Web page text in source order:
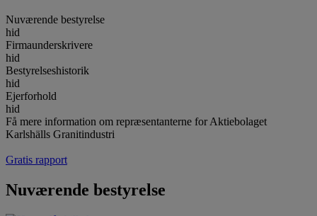
Nuværende bestyrelse
hid
Firmaunderskrivere
hid
Bestyrelseshistorik
hid
Ejerforhold
hid
Få mere information om repræsentanterne for Aktiebolaget
Karlshälls Granitindustri
Gratis rapport
Nuværende bestyrelse